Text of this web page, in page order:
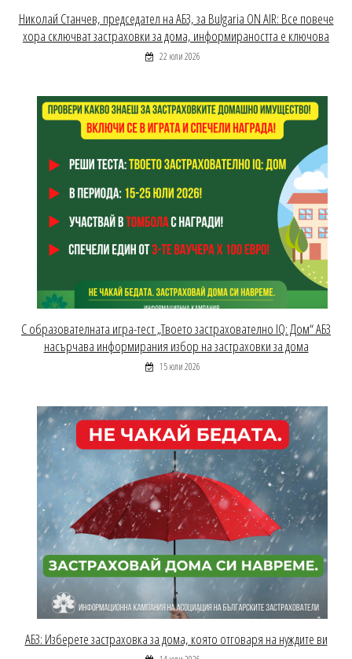
Николай Станчев, председател на АБЗ, за Bulgaria ON AIR: Все повече
хора сключват застраховки за дома, информираността е ключова
22 юли 2026
С образователната игра-тест „Твоето застрахователно IQ: Дом“ АБЗ
насърчава информирания избор на застраховки за дома
15 юли 2026
АБЗ: Изберете застраховка за дома, която отговаря на нуждите ви